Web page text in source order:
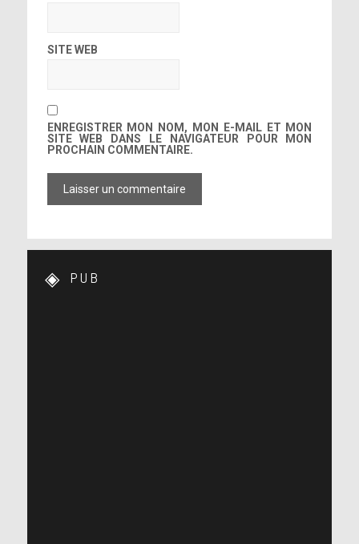
SITE WEB
ENREGISTRER MON NOM, MON E-MAIL ET MON
SITE WEB DANS LE NAVIGATEUR POUR MON
PROCHAIN COMMENTAIRE.
PUB